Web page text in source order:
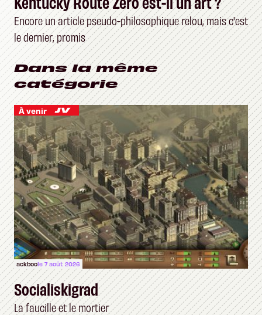
Encore un article pseudo-philosophique relou, mais c'est
le dernier, promis
Dans la même
catégorie
À venir
ackboole 7 août 2026
Socialiskigrad
La faucille et le mortier